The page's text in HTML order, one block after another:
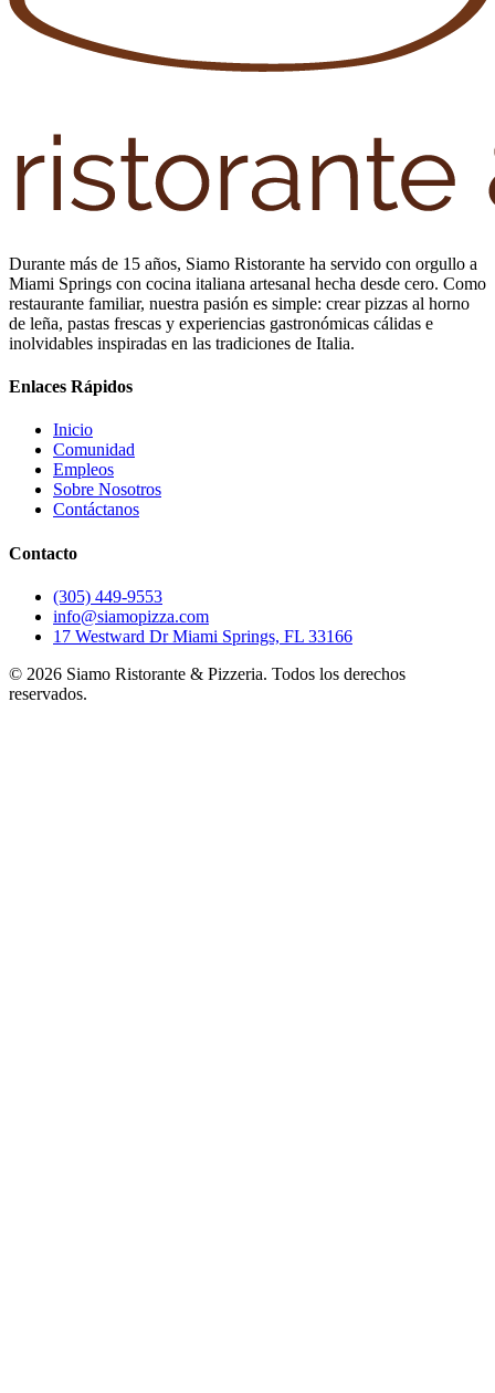
Durante más de 15 años, Siamo Ristorante ha servido con orgullo a
Miami Springs con cocina italiana artesanal hecha desde cero. Como
restaurante familiar, nuestra pasión es simple: crear pizzas al horno
de leña, pastas frescas y experiencias gastronómicas cálidas e
inolvidables inspiradas en las tradiciones de Italia.
Enlaces Rápidos
Inicio
Comunidad
Empleos
Sobre Nosotros
Contáctanos
Contacto
(305) 449-9553
info@siamopizza.com
17 Westward Dr Miami Springs, FL 33166
© 2026 Siamo Ristorante & Pizzeria. Todos los derechos
reservados.